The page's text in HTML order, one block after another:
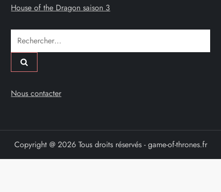
t
i
o
n
e
s
House of the Dragon saison 3
Rechercher :
Nous contacter
Copyright @ 2026 Tous droits réservés - game-of-thrones.fr